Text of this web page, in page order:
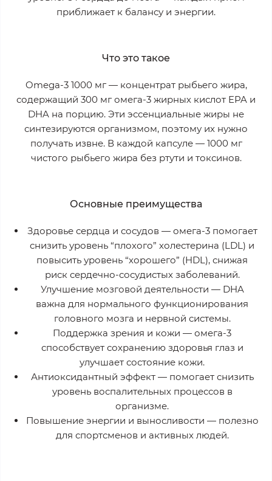
приближает к балансу и энергии.
Что это такое
Omega-3 1000 мг— концентрат рыбьего жира,
содержащий 300 мг омега-3 жирных кислот EPA и
DHA на порцию. Эти эссенциальные жиры не
синтезируются организмом, поэтому их нужно
получать извне. В каждой капсуле — 1000 мг
чистого рыбьего жира без ртути и токсинов.
Основные преимущества
Здоровье сердца и сосудов — омега-3 помогает
снизить уровень “плохого” холестерина (LDL) и
повысить уровень “хорошего” (HDL), снижая
риск сердечно-сосудистых заболеваний.
Улучшение мозговой деятельности — DHA
важна для нормального функционирования
головного мозга и нервной системы.
Поддержка зрения и кожи — омега-3
способствует сохранению здоровья глаз и
улучшает состояние кожи.
Антиоксидантный эффект— помогает снизить
уровень воспалительных процессов в
организме.
Повышение энергии и выносливости — полезно
для спортсменов и активных людей.